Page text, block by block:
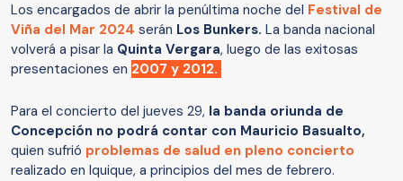
Los encargados de abrir la penúltima noche del Festival de
Viña del Mar 2024 serán Los Bunkers. La banda nacional
volverá a pisar la Quinta Vergara, luego de las exitosas
presentaciones en 2007 y 2012.
Para el concierto del jueves 29, la banda oriunda de
Concepción no podrá contar con Mauricio Basualto,
quien sufrió problemas de salud en pleno concierto
realizado en Iquique, a principios del mes de febrero.